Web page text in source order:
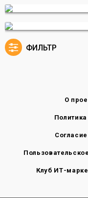
ФИЛЬТР
О
Клуб ИТ-